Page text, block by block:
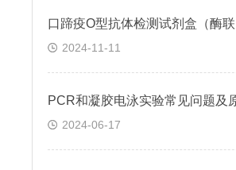
2024-11-11
2024-06-17